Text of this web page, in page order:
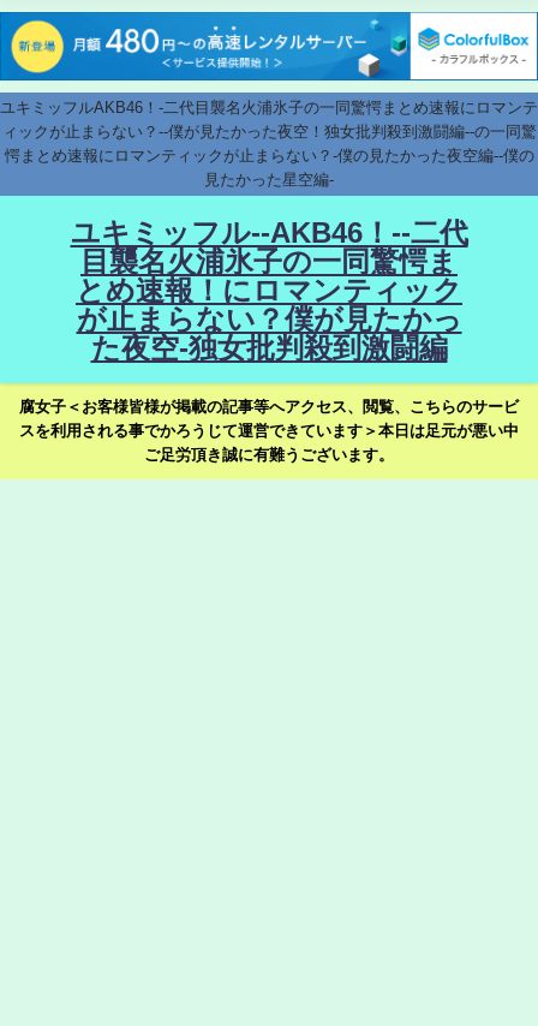
ユキミッフルAKB46！-二代目襲名火浦氷子の一同驚愕まとめ速報にロマンテ
ィックが止まらない？--僕が見たかった夜空！独女批判殺到激闘編--の一同驚
愕まとめ速報にロマンティックが止まらない？-僕の見たかった夜空編--僕の
見たかった星空編-
ユキミッフル--AKB46！--二代
目襲名火浦氷子の一同驚愕ま
とめ速報！にロマンティック
が止まらない？僕が見たかっ
た夜空-独女批判殺到激闘編
腐女子＜お客様皆様が掲載の記事等へアクセス、閲覧、こちらのサービ
スを利用される事でかろうじて運営できています＞本日は足元が悪い中
ご足労頂き誠に有難うございます。